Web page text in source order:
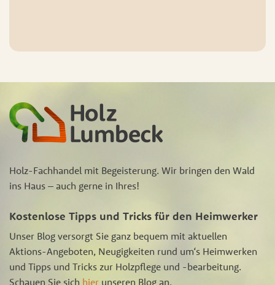
Holz-Fachhandel mit Begeisterung. Wir bringen den Wald
ins Haus – auch gerne in Ihres!
Kostenlose Tipps und Tricks für den Heimwerker
Unser Blog versorgt Sie ganz bequem mit aktuellen
Aktions-Angeboten, Neugigkeiten rund um‘s Heimwerken
und Tipps und Tricks zur Holzpflege und -bearbeitung.
Schauen Sie sich hier unseren Blog an.